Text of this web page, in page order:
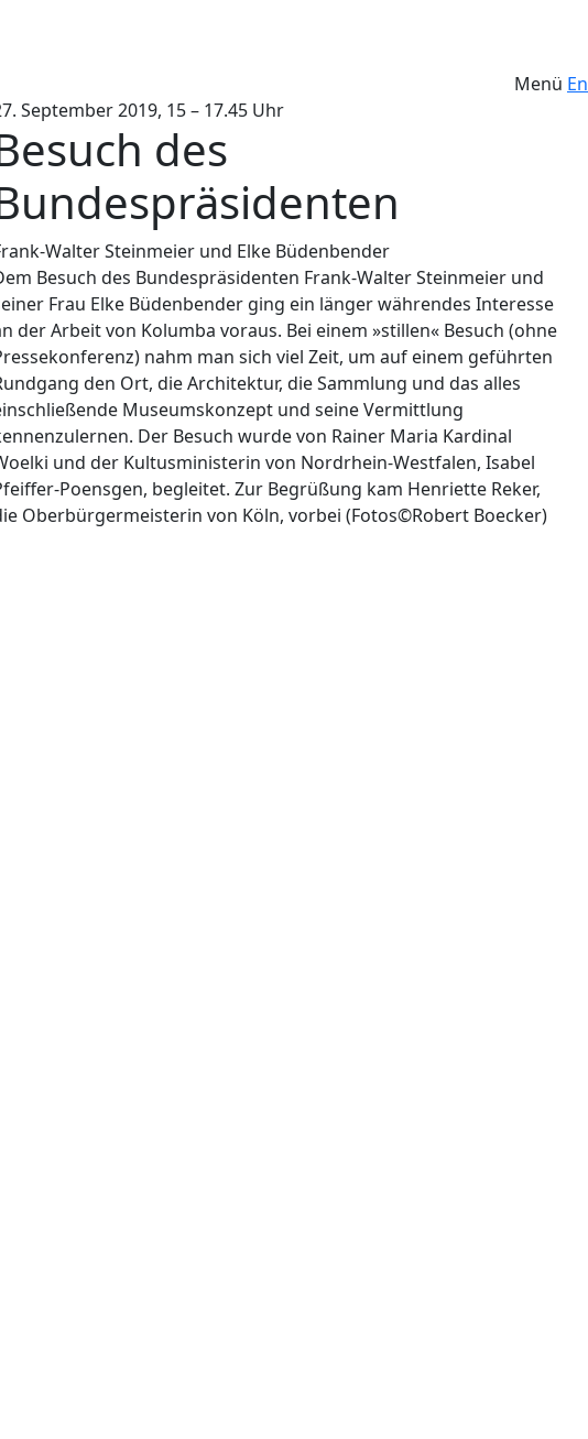
Menü En
September 2019, 15 – 17.45 Uhr
des
Walter Steinmeier und Elke Büdenbender
Besuch des Bundespräsidenten Frank-Walter Steinmeier und
Frau Elke Büdenbender ging ein länger währendes Interesse
der Arbeit von Kolumba voraus. Bei einem »stillen« Besuch (ohne
nahm man sich viel Zeit, um auf einem geführten
den Ort, die Architektur, die Sammlung und das alles
Museumskonzept und seine Vermittlung
Der Besuch wurde von Rainer Maria Kardinal
und der Kultusministerin von Nordrhein-Westfalen, Isabel
Poensgen, begleitet. Zur Begrüßung kam Henriette Reker,
Oberbürgermeisterin von Köln, vorbei (Fotos©Robert Boecker)